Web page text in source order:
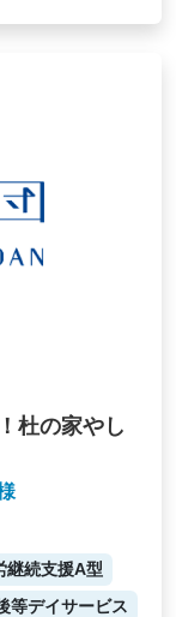
杜の家やし
継続支援A型
等デイサービス